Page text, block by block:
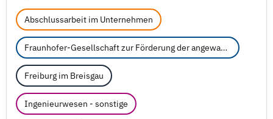
Abschlussarbeit im Unternehmen
Fraunhofer-Gesellschaft zur Förderung der angewandten Forschung e.V.
Freiburg im Breisgau
Ingenieurwesen - sonstige